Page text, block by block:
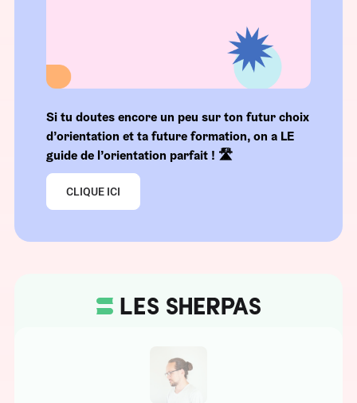
Si tu doutes encore un peu sur ton futur choix
d’orientation et ta future formation, on a LE
guide de l’orientation parfait ! 🛣️
CLIQUE ICI